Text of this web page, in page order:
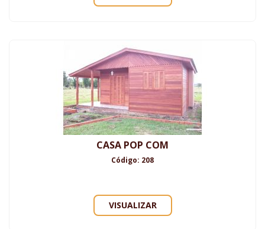
CASA POP COM
Código: 208
VISUALIZAR